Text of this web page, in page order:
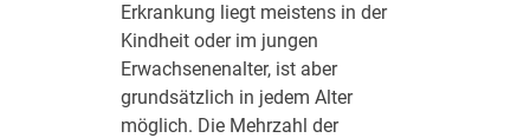
Erkrankung liegt meistens in der
Kindheit oder im jungen
Erwachsenenalter, ist aber
grundsätzlich in jedem Alter
möglich. Die Mehrzahl der